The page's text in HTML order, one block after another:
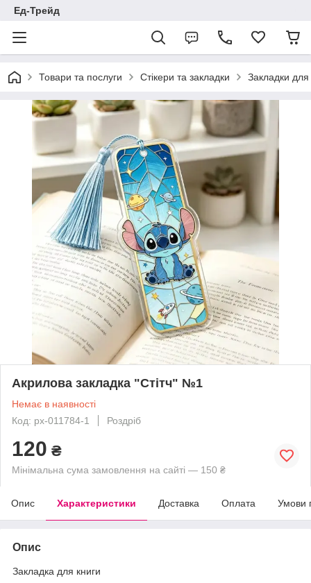
Ед-Трейд
Товари та послуги Стікери та закладки Закладки для
Акрилова закладка "Стітч" №1
Немає в наявності
Код: px-011784-1
Роздріб
120 ₴
Мінімальна сума замовлення на сайті — 150 ₴
Опис Характеристики Доставка Оплата Умови
Опис
Закладка для книги